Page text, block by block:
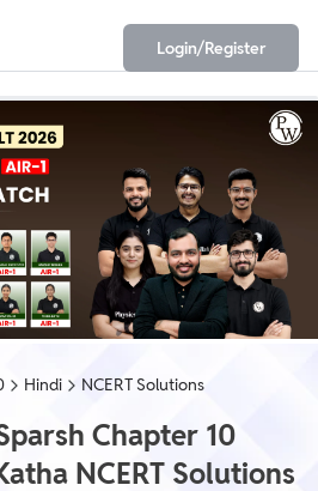
Login/Register
Hindi NCERT Solutions
Chapter 10
NCERT Solutions